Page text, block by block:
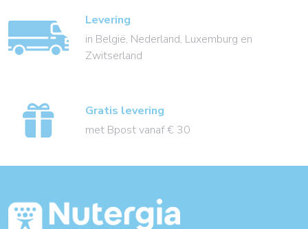
Levering
in België, Nederland, Luxemburg en
Zwitserland
Gratis levering
met Bpost vanaf € 30